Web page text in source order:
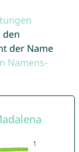
den
der Name
Namens-